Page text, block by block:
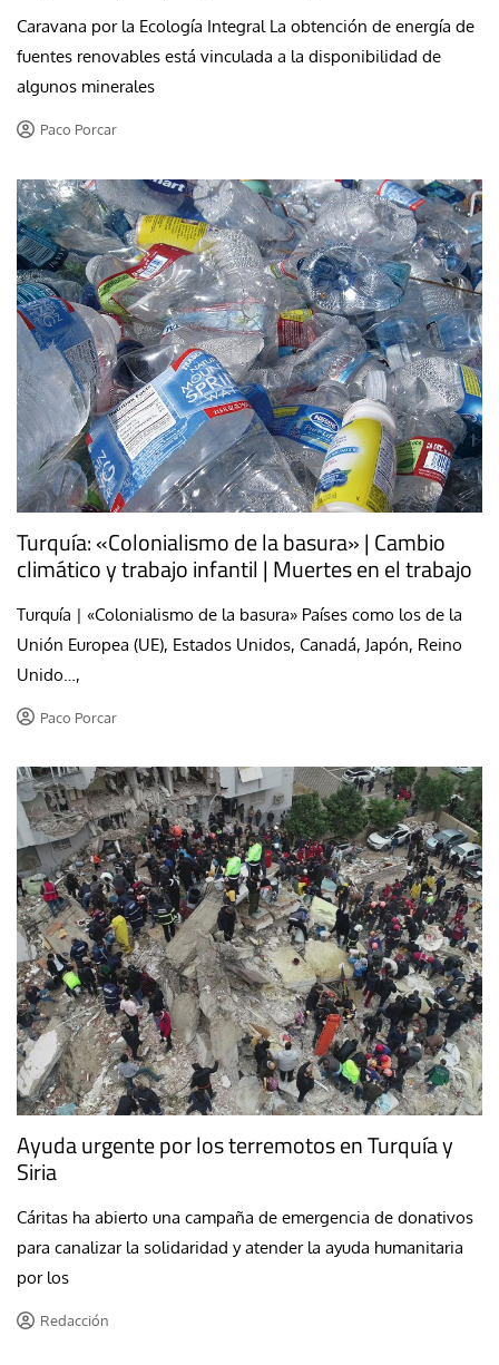
Caravana por la Ecología Integral La obtención de energía de
fuentes renovables está vinculada a la disponibilidad de
algunos minerales
Paco Porcar
Turquía: «Colonialismo de la basura» | Cambio
climático y trabajo infantil | Muertes en el trabajo
Turquía | «Colonialismo de la basura» Países como los de la
Unión Europea (UE), Estados Unidos, Canadá, Japón, Reino
Unido…,
Paco Porcar
Ayuda urgente por los terremotos en Turquía y
Siria
Cáritas ha abierto una campaña de emergencia de donativos
para canalizar la solidaridad y atender la ayuda humanitaria
por los
Redacción